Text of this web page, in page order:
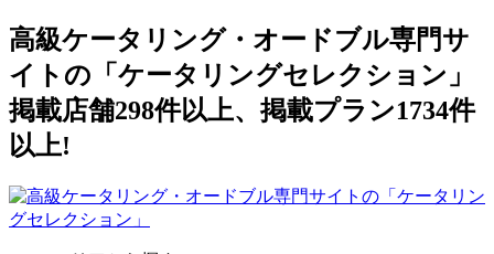
高級ケータリング・オードブル専門サ
イトの「ケータリングセレクション」
掲載店舗298件以上、掲載プラン1734件
以上!